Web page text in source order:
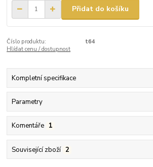
Přidat do košíku
Číslo produktu:
t64
Hlídat cenu / dostupnost
Kompletní specifikace
Parametry
Komentáře 1
Související zboží 2